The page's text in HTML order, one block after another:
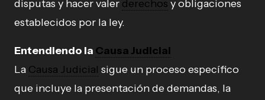
disputas y hacer valer derechos y obligaciones
establecidos por la ley.
Entendiendo la Causa Judicial
La Causa Judicial sigue un proceso específico
que incluye la presentación de demandas, la